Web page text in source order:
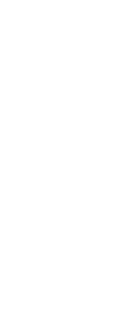
ستُظهر التفاصيل مثل نسيج
القراء على التركيز على
يحمل معايير الاحترافية.
للكتب، وقد تم تصميم
وجذابة (مثالي للمجلات
لوحة إلى وسادة مطاطية، ثم
السطحي متوازن بعناية:
التجارية أو الناشرين، فهذا